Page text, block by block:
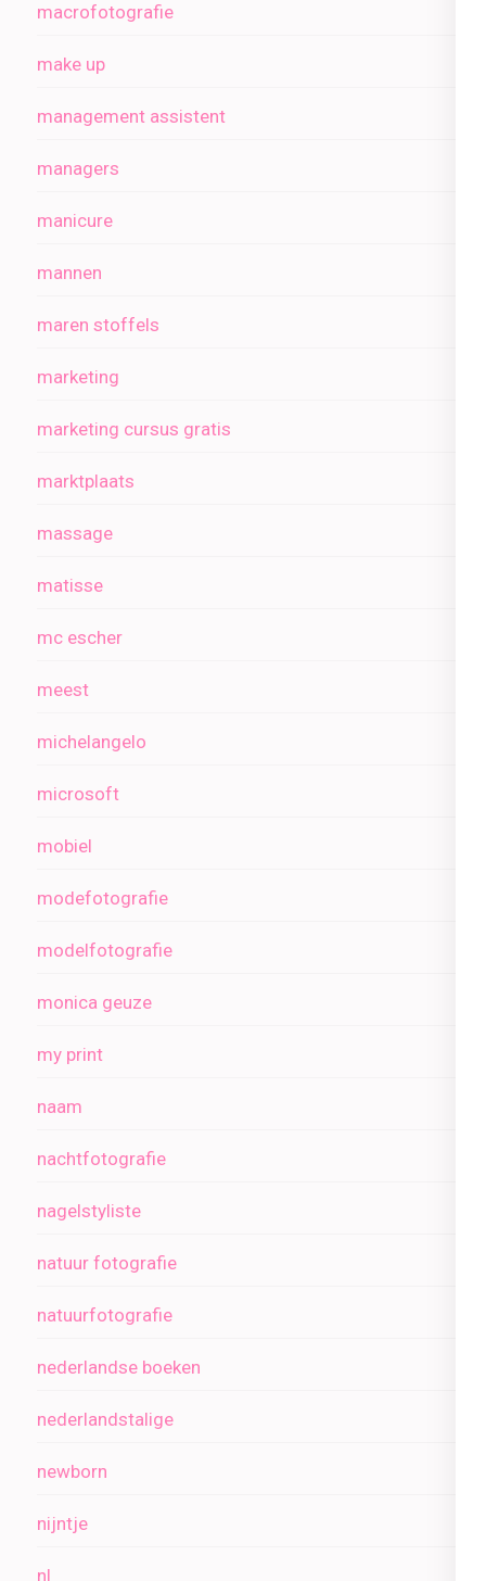
macrofotografie
make up
management assistent
managers
manicure
mannen
maren stoffels
marketing
marketing cursus gratis
marktplaats
massage
matisse
mc escher
meest
michelangelo
microsoft
mobiel
modefotografie
modelfotografie
monica geuze
my print
naam
nachtfotografie
nagelstyliste
natuur fotografie
natuurfotografie
nederlandse boeken
nederlandstalige
newborn
nijntje
nl